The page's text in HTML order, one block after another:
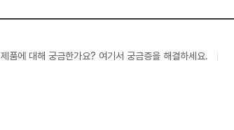
제품에 대해 궁금한가요? 여기서 궁금증을 해결하세요.